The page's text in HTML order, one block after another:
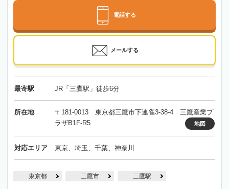
電話する
メールする
最寄駅 JR「三鷹駅」徒歩6分
所在地
〒181-0013 東京都三鷹市下連雀3-38-4 三鷹産業プ
ラザB1F-R5
地図
対応エリア 東京、埼玉、千葉、神奈川
東京都 三鷹市 三鷹駅